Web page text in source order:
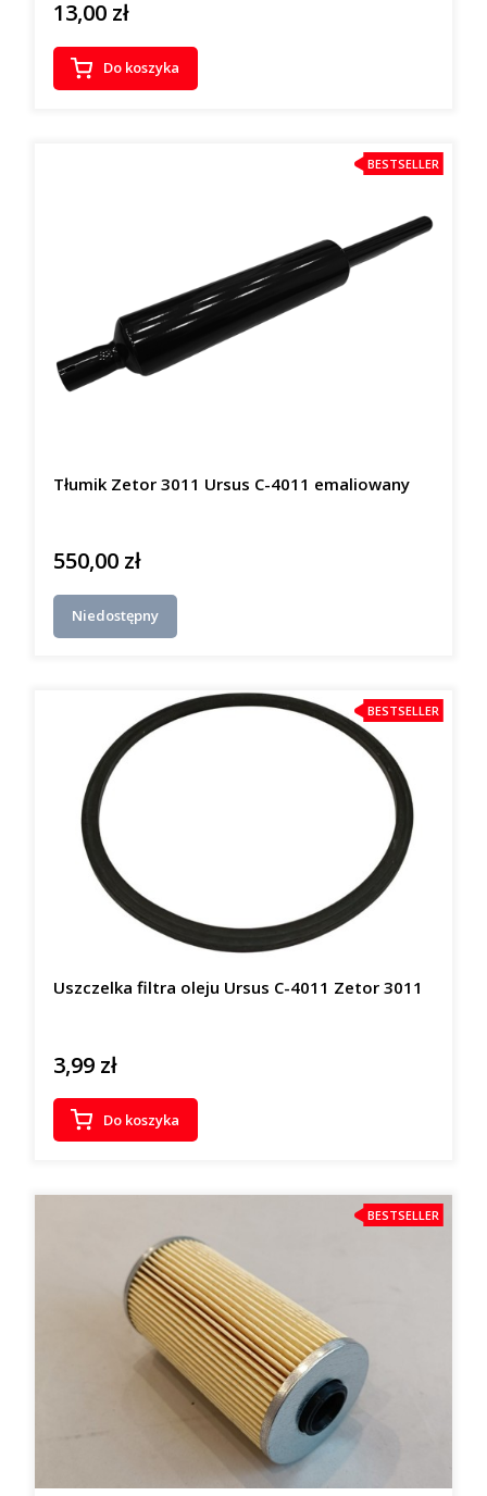
Cena
13,00 zł
Do koszyka
BESTSELLER
Tłumik Zetor 3011 Ursus C-4011 emaliowany
Cena
550,00 zł
Niedostępny
BESTSELLER
Uszczelka filtra oleju Ursus C-4011 Zetor 3011
Cena
3,99 zł
Do koszyka
BESTSELLER